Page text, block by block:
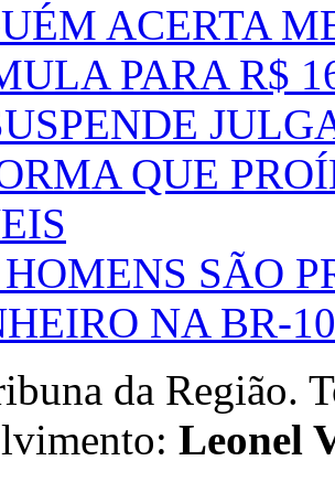
ACERTA
PARA R$
QUE
SÃO
NA BR-
da Região.
Leonel